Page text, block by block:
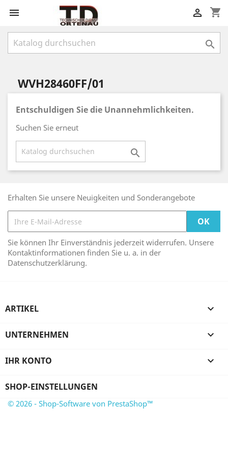
 shopping_cart


WVH28460FF/01
Entschuldigen Sie die Unannehmlichkeiten.
Suchen Sie erneut

Erhalten Sie unsere Neuigkeiten und Sonderangebote
Sie können Ihr Einverständnis jederzeit widerrufen. Unsere
Kontaktinformationen finden Sie u. a. in der
Datenschutzerklärung.
ARTIKEL 
UNTERNEHMEN 
IHR KONTO 
SHOP-EINSTELLUNGEN
© 2026 - Shop-Software von PrestaShop™